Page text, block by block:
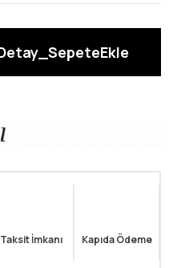
Taksit İmkanı Kapıda Ödeme